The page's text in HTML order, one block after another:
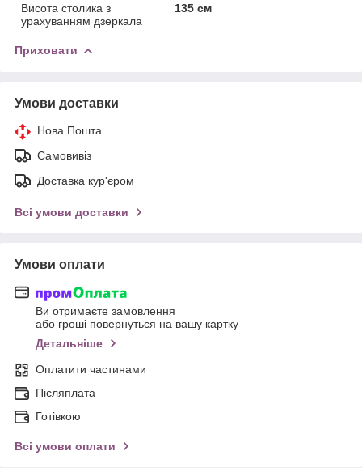
Висота столика з
урахуванням дзеркала
135 см
Приховати
Умови доставки
Нова Пошта
Самовивіз
Доставка кур'єром
Всі умови доставки
Умови оплати
Ви отримаєте замовлення
або гроші повернуться на вашу картку
Детальніше
Оплатити частинами
Післяплата
Готівкою
Всі умови оплати